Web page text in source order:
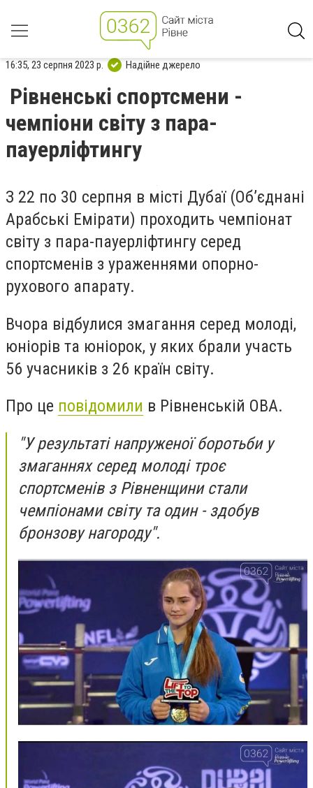
16:35, 23 серпня 2023 р. Надійне джерело
Рівненські спортсмени -
чемпіони світу з пара-
пауерліфтингу
З 22 по 30 серпня в місті Дубаї (Об’єднані
Арабські Емірати) проходить чемпіонат
світу з пара-пауерліфтингу серед
спортсменів з ураженнями опорно-
рухового апарату.
Вчора відбулися змагання серед молоді,
юніорів та юніорок, у яких брали участь
56 учасників з 26 країн світу.
Про це повідомили в Рівненській ОВА.
"У результаті напруженої боротьби у
змаганнях серед молоді троє
спортсменів з Рівненщини стали
чемпіонами світу та один - здобув
бронзову нагороду".